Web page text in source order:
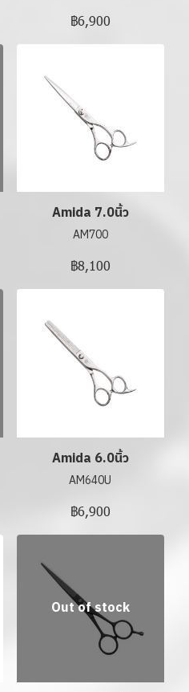
฿6,900
Amida 7.0นิ้ว
AM700
฿8,100
Amida 6.0นิ้ว
AM640U
฿6,900
Out of stock